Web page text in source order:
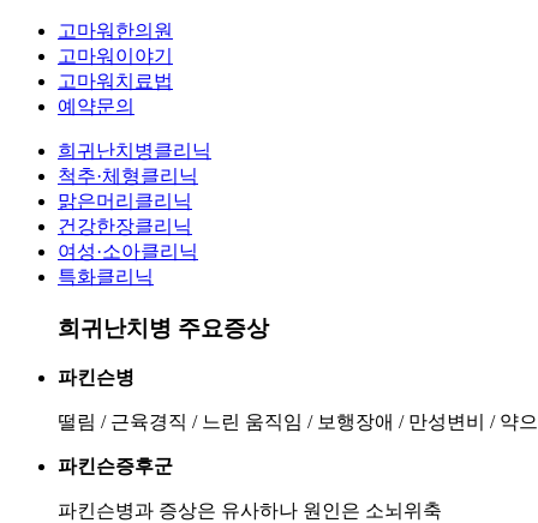
고마워한의원
고마워이야기
고마워치료법
예약문의
희귀난치병클리닉
척추·체형클리닉
맑은머리클리닉
건강한장클리닉
여성·소아클리닉
특화클리닉
희귀난치병 주요증상
파킨슨병
떨림 / 근육경직 / 느린 움직임 / 보행장애 / 만성변비 / 약
파킨슨증후군
파킨슨병과 증상은 유사하나 원인은 소뇌위축